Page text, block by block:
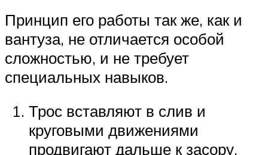
Принцип его работы так же, как и
вантуза, не отличается особой
сложностью, и не требует
специальных навыков.
Трос вставляют в слив и
круговыми движениями
продвигают дальше к засору.